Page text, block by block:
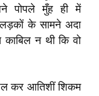
पोपले मुँह ही में
के सामने अदा
न थी कि वो
कर आतिशीं शिकम